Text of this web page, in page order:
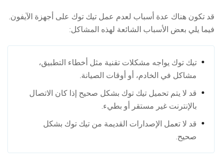
قد تكون هناك عدة أسباب لعدم عمل تيك توك على أجهزة الآيفون.
فيما يلي بعض الأسباب الشائعة لهذه المشاكل:
تيك توك يواجه مشكلات تقنية مثل أخطاء التطبيق،
مشاكل في الخادم، أو أوقات الصيانة.
قد لا يتم تحميل تيك توك بشكل صحيح إذا كان الاتصال
بالإنترنت غير مستقر أو بطيء.
قد لا تعمل الإصدارات القديمة من تيك توك بشكل
صحيح.